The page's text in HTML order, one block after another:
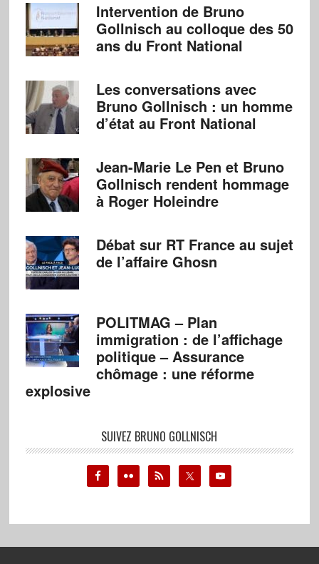
Intervention de Bruno
Gollnisch au colloque des 50
ans du Front National
Les conversations avec
Bruno Gollnisch : un homme
d’état au Front National
Jean-Marie Le Pen et Bruno
Gollnisch rendent hommage
à Roger Holeindre
Débat sur RT France au sujet
de l’affaire Ghosn
POLITMAG – Plan
immigration : de l’affichage
politique – Assurance
chômage : une réforme
explosive
SUIVEZ BRUNO GOLLNISCH